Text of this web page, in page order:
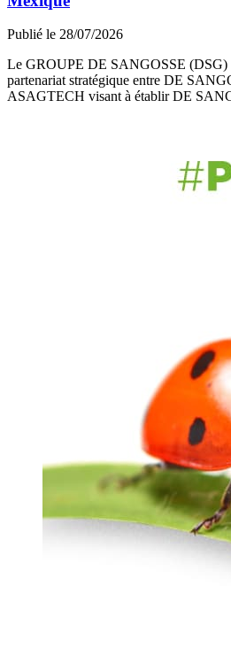
Publié le 28/07/2026
Le GROUPE DE SANGOSSE (DSG)
partenariat stratégique entre DE
ASAGTECH visant à établir DE